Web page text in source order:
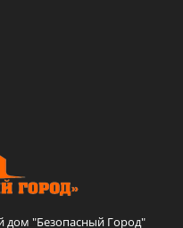
дом "Безопасный Город"